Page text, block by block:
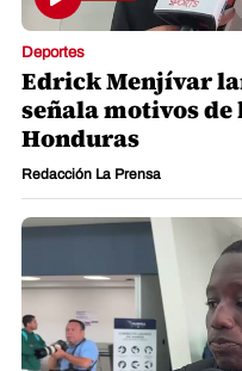
Deportes
Edrick Menjívar
señala motivos de
Honduras
Redacción La Prensa